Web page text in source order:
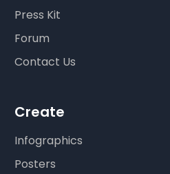
Press Kit
Forum
Contact Us
Create
Infographics
Posters